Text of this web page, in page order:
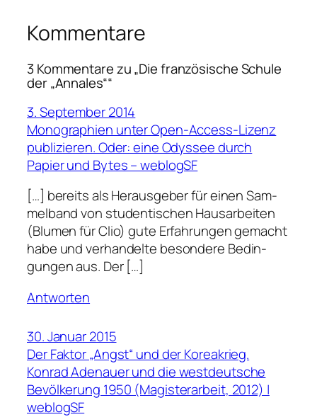
Kommentare
3 Kommentare zu „Die französische Schule
der „Annales““
3. September 2014
Monographien unter Open-Access-Lizenz
publizieren. Oder: eine Odyssee durch
Papier und Bytes – weblogSF
[…] bereits als Her­aus­ge­ber für einen Sam­
mel­band von stu­den­ti­schen Haus­ar­bei­ten
(Blu­men für Clio) gute Erfah­run­gen gemacht
habe und ver­han­delte beson­dere Bedin­
gun­gen aus. Der […]
Antworten
30. Januar 2015
Der Faktor „Angst“ und der Koreakrieg.
Konrad Adenauer und die westdeutsche
Bevölkerung 1950 (Magisterarbeit, 2012) |
weblogSF